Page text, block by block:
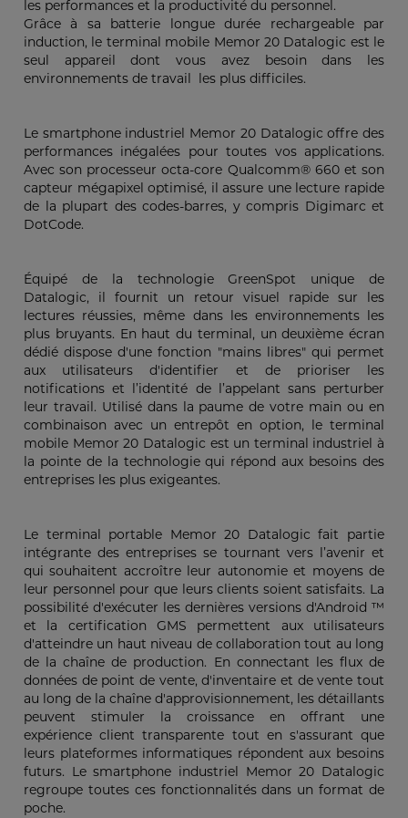
les performances et la productivité du personnel.
Grâce à sa batterie longue durée rechargeable par
induction, le terminal mobile Memor 20 Datalogic est le
seul appareil dont vous avez besoin dans les
environnements de travail les plus difficiles.
Le smartphone industriel Memor 20 Datalogic offre des
performances inégalées pour toutes vos applications.
Avec son processeur octa-core Qualcomm® 660 et son
capteur mégapixel optimisé, il assure une lecture rapide
de la plupart des codes-barres, y compris Digimarc et
DotCode.
Équipé de la technologie GreenSpot unique de
Datalogic, il fournit un retour visuel rapide sur les
lectures réussies, même dans les environnements les
plus bruyants. En haut du terminal, un deuxième écran
dédié dispose d'une fonction "mains libres" qui permet
aux utilisateurs d'identifier et de prioriser les
notifications et l’identité de l’appelant sans perturber
leur travail. Utilisé dans la paume de votre main ou en
combinaison avec un entrepôt en option, le terminal
mobile Memor 20 Datalogic est un terminal industriel à
la pointe de la technologie qui répond aux besoins des
entreprises les plus exigeantes.
Le terminal portable Memor 20 Datalogic fait partie
intégrante des entreprises se tournant vers l’avenir et
qui souhaitent accroître leur autonomie et moyens de
leur personnel pour que leurs clients soient satisfaits. La
possibilité d'exécuter les dernières versions d'Android ™
et la certification GMS permettent aux utilisateurs
d'atteindre un haut niveau de collaboration tout au long
de la chaîne de production. En connectant les flux de
données de point de vente, d'inventaire et de vente tout
au long de la chaîne d'approvisionnement, les détaillants
peuvent stimuler la croissance en offrant une
expérience client transparente tout en s'assurant que
leurs plateformes informatiques répondent aux besoins
futurs. Le smartphone industriel Memor 20 Datalogic
regroupe toutes ces fonctionnalités dans un format de
poche.